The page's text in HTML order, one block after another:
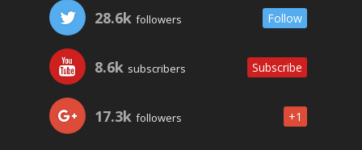
28.6k followers Follow
8.6k subscribers Subscribe
17.3k followers +1